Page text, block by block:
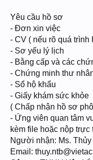
Yêu cầu hồ sơ
- Đơn xin việc
- CV ( nếu rõ quá trình
- Sơ yếu lý lịch
- Bằng cấp và các
- Chứng minh thư
- Sổ hộ khẩu
- Giấy khám sức khỏe
( Chấp nhận hồ sơ
- Ứng viên quan tâm
kèm file hoặc nộp trực
Người nhận: Ms. Thủy
Email: